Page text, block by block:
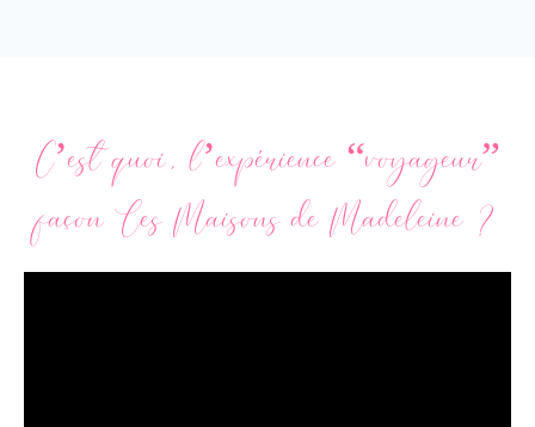
C’est quoi, l’expérience “voyageur”
façon Les Maisons de Madeleine ?